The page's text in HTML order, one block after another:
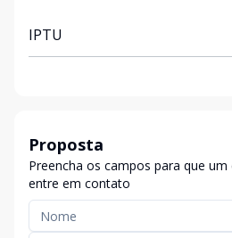
IPTU
Proposta
Preencha os campos para que
entre em contato